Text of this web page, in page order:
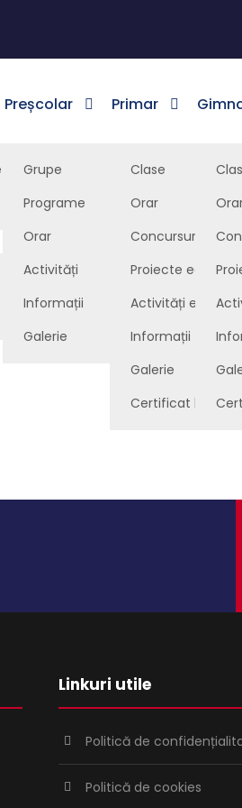
Baza materială – școală
Baza materială – grădiniță
Personal conducere
Personal didactic
Personal administrativ
Consiliu de
Asociația de părinți
Documentele școlii
Resurse educaționale
Legislație
Preșcolar
Grupe
Programe
Orar
Activități
Informații
Galerie
Primar
Clase
Orar
Concursuri
Proiecte
Activități
Informații
Galerie
Certificat
–
Linkuri utile
Politică de
Politică de cookies